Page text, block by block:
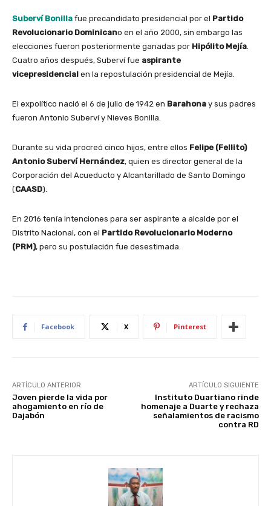
Suberví Bonilla fue precandidato presidencial por el Partido
Revolucionario Dominicano en el año 2000, sin embargo las
elecciones fueron posteriormente ganadas por Hipólito Mejía.
Cuatro años después, Suberví fue aspirante
vicepresidencial en la repostulación presidencial de Mejía.
El expolítico nació el 6 de julio de 1942 en Barahona y sus padres
fueron Antonio Suberví y Nieves Bonilla.
Durante su vida procreó cinco hijos, entre ellos Felipe (Fellito)
Antonio Suberví Hernández, quien es director general de la
Corporación del Acueducto y Alcantarillado de Santo Domingo
(CAASD).
En 2016 tenía intenciones para ser aspirante a alcalde por el
Distrito Nacional, con el Partido Revolucionario Moderno
(PRM), pero su postulación fue desestimada.
Facebook X Pinterest
ARTÍCULO ANTERIOR
Joven pierde la vida por
ahogamiento en río de
Dajabón
ARTÍCULO SIGUIENTE
Instituto Duartiano rinde
homenaje a Duarte y rechaza
señalamientos de racismo
contra RD